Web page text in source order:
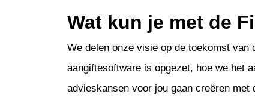
Wat kun je met de
We delen onze visie op de toekomst van
aangiftesoftware is opgezet, hoe we het
advieskansen voor jou gaan creëren met